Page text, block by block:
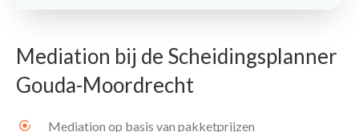
Mediation bij de Scheidingsplanner
Gouda-Moordrecht
Mediation op basis van pakketprijzen